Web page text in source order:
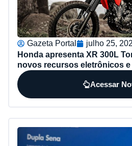
Gazeta Portal julho 25,
Honda apresenta XR 300L
novos recursos eletrônicos e
Acessar